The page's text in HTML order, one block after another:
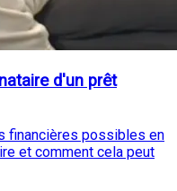
d'un prêt
financières possibles en
et comment cela peut